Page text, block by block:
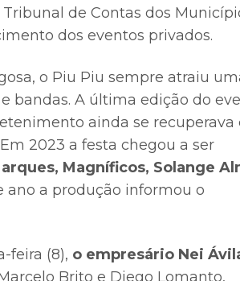
de Contas dos
dos eventos privados.
o Piu Piu sempre atraiu
bandas. A última edição do
ainda se recuperava
2023 a festa chegou a ser
Magníficos, Solange
ano a produção informou o
feira (8), o empresário Nei
Brito e Diego Lomanto,